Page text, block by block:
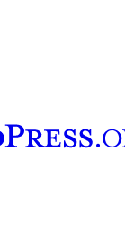
സന്ദർശിക്കുക